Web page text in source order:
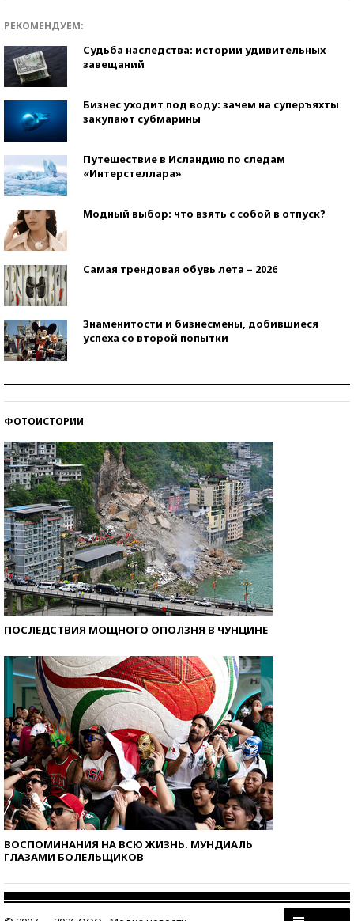
РЕКОМЕНДУЕМ:
Судьба наследства: истории удивительных
завещаний
Бизнес уходит под воду: зачем на суперъяхты
закупают субмарины
Путешествие в Исландию по следам
«Интерстеллара»
Модный выбор: что взять с собой в отпуск?
Самая трендовая обувь лета – 2026
Знаменитости и бизнесмены, добившиеся
успеха со второй попытки
ФОТОИСТОРИИ
ПОСЛЕДСТВИЯ МОЩНОГО ОПОЛЗНЯ В ЧУНЦИНЕ
ВОСПОМИНАНИЯ НА ВСЮ ЖИЗНЬ. МУНДИАЛЬ
ГЛАЗАМИ БОЛЕЛЬЩИКОВ